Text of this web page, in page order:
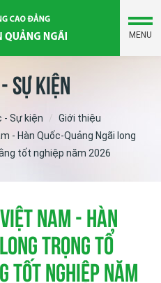
MENU
Sự kiện
- Sự kiện
Giới thiệu
- Hàn Quốc-Quảng Ngãi long
tốt nghiệp năm 2026
Nam - Hàn
long trọng tổ
tốt nghiệp năm